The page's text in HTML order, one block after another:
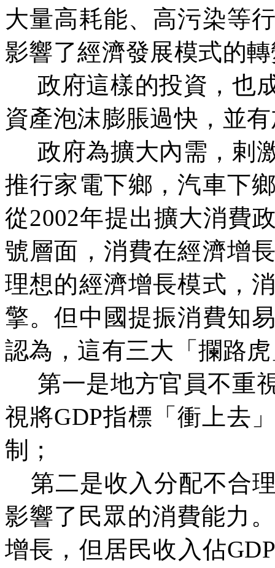
大量高耗能、高污染等
影響了經濟發展模式的
政府這樣的投資，也
資產泡沫膨脹過快，並
政府為擴大內需，剌
推行家電下鄉，汽車下
從2002年提出擴大消費
號層面，消費在經濟增
理想的經濟增長模式，
擎。但中國提振消費知
認為，這有三大「攔路
第一是地方官員不重
視將GDP指標「衝上去
制；
第二是收入分配不合
影響了民眾的消費能力。
增長，但居民收入佔